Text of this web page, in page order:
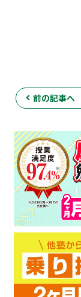
前の記事へ